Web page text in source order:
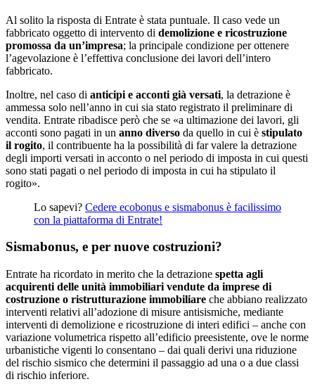
Al solito la risposta di Entrate è stata puntuale. Il caso vede un
fabbricato oggetto di intervento di demolizione e ricostruzione
promossa da un’impresa; la principale condizione per ottenere
l’agevolazione è l’effettiva conclusione dei lavori dell’intero
fabbricato.
Inoltre, nel caso di anticipi e acconti già versati, la detrazione è
ammessa solo nell’anno in cui sia stato registrato il preliminare di
vendita. Entrate ribadisce però che se «a ultimazione dei lavori, gli
acconti sono pagati in un anno diverso da quello in cui è stipulato
il rogito, il contribuente ha la possibilità di far valere la detrazione
degli importi versati in acconto o nel periodo di imposta in cui questi
sono stati pagati o nel periodo di imposta in cui ha stipulato il
rogito».
Lo sapevi? Cedere ecobonus e sismabonus è facilissimo
con la piattaforma di Entrate!
Sismabonus, e per nuove costruzioni?
Entrate ha ricordato in merito che la detrazione spetta agli
acquirenti delle unità immobiliari vendute da imprese di
costruzione o ristrutturazione immobiliare che abbiano realizzato
interventi relativi all’adozione di misure antisismiche, mediante
interventi di demolizione e ricostruzione di interi edifici – anche con
variazione volumetrica rispetto all’edificio preesistente, ove le norme
urbanistiche vigenti lo consentano – dai quali derivi una riduzione
del rischio sismico che determini il passaggio ad una o a due classi
di rischio inferiore.